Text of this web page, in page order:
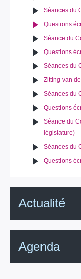
Séances du
Questions
Séance du
Questions
Séances du
Zitting van
Séances du
Questions
Séance du
législature)
Séances du
Questions
Actualité
Agenda